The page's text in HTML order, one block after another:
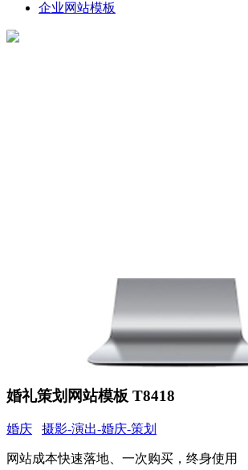
企业网站模板
婚礼策划网站模板 T8418
婚庆 摄影-演出-婚庆-策划
网站成本快速落地、一次购买，终身使用